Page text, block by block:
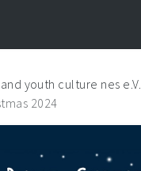
youth culture nes e.V.
2024